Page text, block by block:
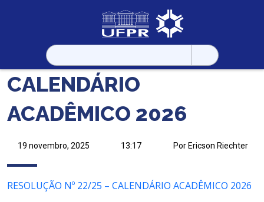
Pesquisar
por:
CALENDÁRIO
ACADÊMICO 2026
19 novembro, 2025 13:17 Por Ericson Riechter
RESOLUÇÃO Nº 22/25 – CALENDÁRIO ACADÊMICO 2026